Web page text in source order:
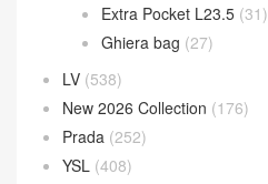
Extra Pocket L23.5 (31)
Ghiera bag (27)
LV (538)
New 2026 Collection (176)
Prada (252)
YSL (408)